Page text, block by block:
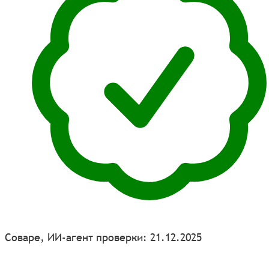
Соваре, ИИ-агент проверки: 21.12.2025